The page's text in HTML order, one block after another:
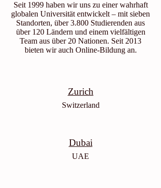
Seit 1999 haben wir uns zu einer wahrhaft
globalen Universität entwickelt – mit sieben
Standorten, über 3.800 Studierenden aus
über 120 Ländern und einem vielfältigen
Team aus über 20 Nationen. Seit 2013
bieten wir auch Online-Bildung an.
Zurich
Switzerland
Dubai
UAE